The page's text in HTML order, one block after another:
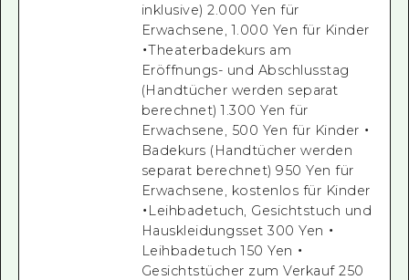
inklusive) 2.000 Yen für
Erwachsene, 1.000 Yen für Kinder
・Theaterbadekurs am
Eröffnungs- und Abschlusstag
(Handtücher werden separat
berechnet) 1.300 Yen für
Erwachsene, 500 Yen für Kinder ・
Badekurs (Handtücher werden
separat berechnet) 950 Yen für
Erwachsene, kostenlos für Kinder
・Leihbadetuch, Gesichtstuch und
Hauskleidungsset 300 Yen ・
Leihbadetuch 150 Yen ・
Gesichtstücher zum Verkauf 250